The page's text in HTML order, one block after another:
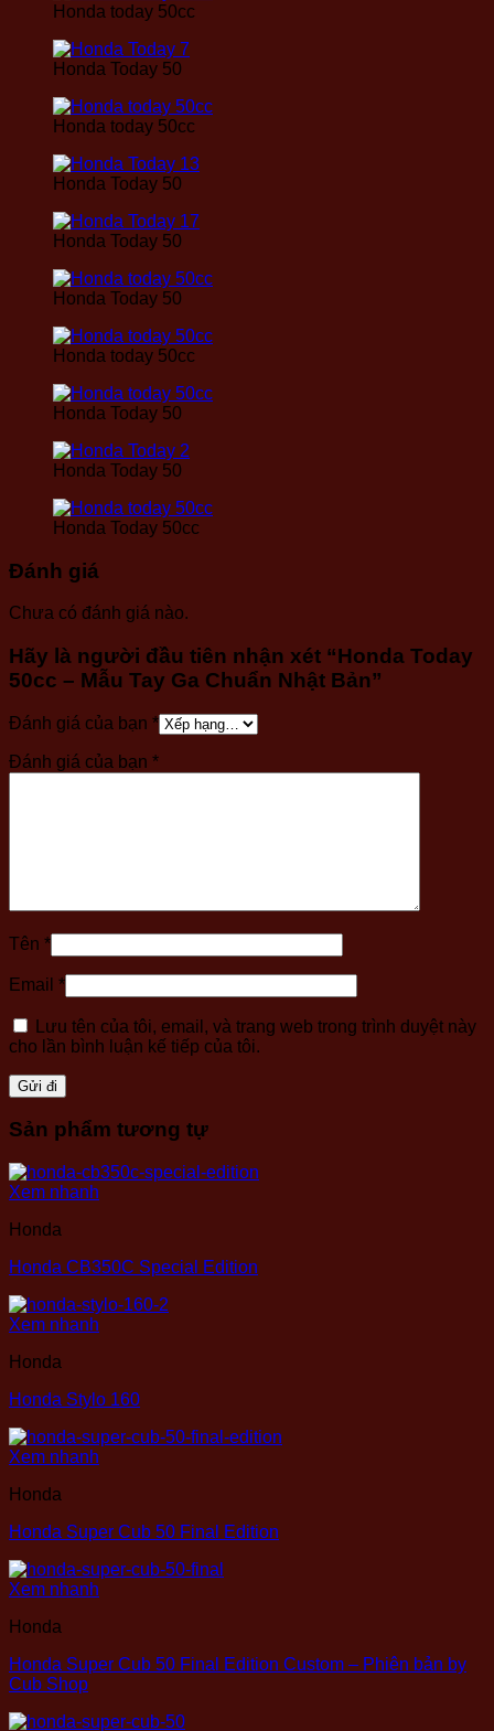
Honda today 50cc
Honda Today 50
Honda today 50cc
Honda Today 50
Honda Today 50
Honda Today 50
Honda today 50cc
Honda Today 50
Honda Today 50
Honda Today 50cc
Đánh giá
Chưa có đánh giá nào.
Hãy là người đầu tiên nhận xét “Honda Today
50cc – Mẫu Tay Ga Chuẩn Nhật Bản”
Đánh giá của bạn *
Đánh giá của bạn *
Tên *
Email *
Lưu tên của tôi, email, và trang web trong trình duyệt này
cho lần bình luận kế tiếp của tôi.
Sản phẩm tương tự
Xem nhanh
Honda
Honda CB350C Special Edition
Xem nhanh
Honda
Honda Stylo 160
Xem nhanh
Honda
Honda Super Cub 50 Final Edition
Xem nhanh
Honda
Honda Super Cub 50 Final Edition Custom – Phiên bản by
Cub Shop